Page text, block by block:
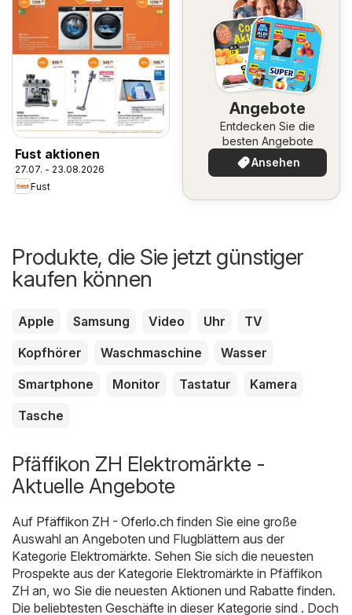
Fust aktionen
27.07. - 23.08.2026
Fust
Angebote
Entdecken Sie die
besten Angebote
Ansehen
Produkte, die Sie jetzt günstiger
kaufen können
Apple Samsung Video Uhr
TV
Kopfhörer
Waschmaschine
Wasser
Smartphone
Monitor Tastatur
Kamera
Tasche
Pfäffikon ZH Elektromärkte -
Aktuelle Angebote
Auf Pfäffikon ZH - Oferlo.ch finden Sie eine große
Auswahl an Angeboten und Flugblättern aus der
Kategorie Elektromärkte. Sehen Sie sich die neuesten
Prospekte aus der Kategorie Elektromärkte in Pfäffikon
ZH an, wo Sie die neuesten Aktionen und Rabatte finden.
Die beliebtesten Geschäfte in dieser Kategorie sind . Doch